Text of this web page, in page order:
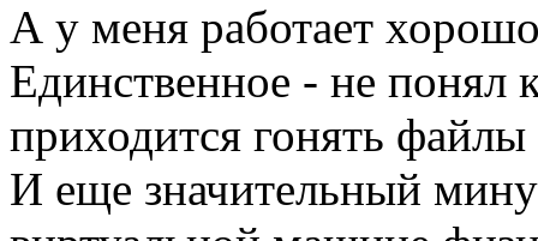
А у меня работает
Единственное - не понял
приходится гонять файлы
И еще значительный